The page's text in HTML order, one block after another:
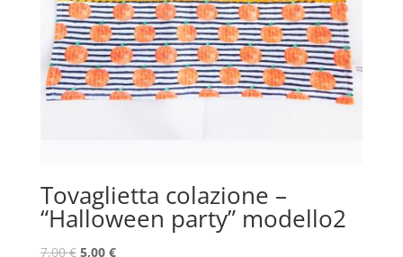
Tovaglietta colazione –
“Halloween party” modello2
7,00€ 5,00 €